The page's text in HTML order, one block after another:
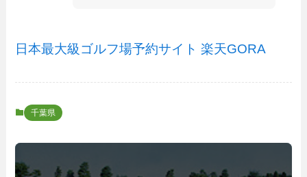
日本最大級ゴルフ場予約サイト 楽天GORA
千葉県